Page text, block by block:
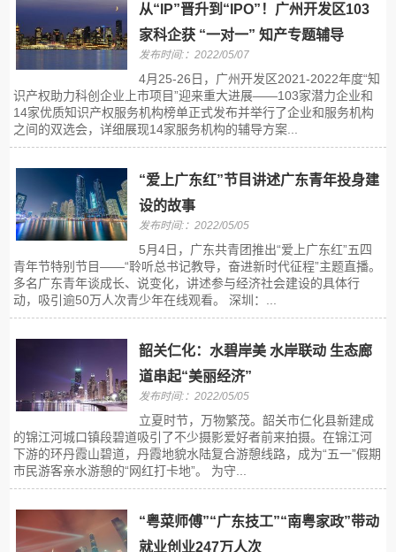
从“IP”晋升到“IPO”！广州开发区103
家科企获 “一对一” 知产专题辅导
发布时间:：2022/05/07
4月25-26日，广州开发区2021-2022年度“知
识产权助力科创企业上市项目”迎来重大进展——103家潜力企业和
14家优质知识产权服务机构榜单正式发布并举行了企业和服务机构
之间的双选会，详细展现14家服务机构的辅导方案...
“爱上广东红”节目讲述广东青年投身建
设的故事
发布时间:：2022/05/05
5月4日，广东共青团推出“爱上广东红”五四
青年节特别节目——“聆听总书记教导，奋进新时代征程”主题直播。
多名广东青年谈成长、说变化，讲述参与经济社会建设的具体行
动，吸引逾50万人次青少年在线观看。 深圳：...
韶关仁化：水碧岸美 水岸联动 生态廊
道串起“美丽经济”
发布时间:：2022/05/05
立夏时节，万物繁茂。韶关市仁化县新建成
的锦江河城口镇段碧道吸引了不少摄影爱好者前来拍摄。在锦江河
下游的环丹霞山碧道，丹霞地貌水陆复合游憩线路，成为“五一”假期
市民游客亲水游憩的“网红打卡地”。 为守...
“粤菜师傅”“广东技工”“南粤家政”带动
就业创业247万人次